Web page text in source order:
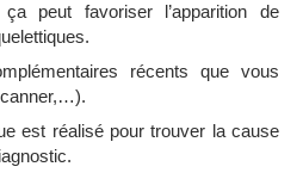
peut favoriser l’apparition de
récents que vous
est réalisé pour trouver la cause